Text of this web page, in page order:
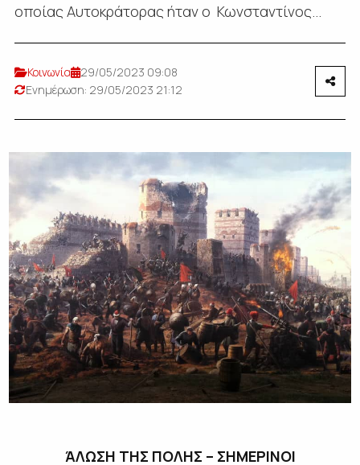
οποίας Αυτοκράτορας ήταν ο Κωνσταντίνος...
Κοινωνία
29/05/2023 09:08
Ενημέρωση: 29/05/2023 21:12
ΆΛΩΣΗ ΤΗΣ ΠΟΛΗΣ – ΣΗΜΕΡΙΝΟΙ